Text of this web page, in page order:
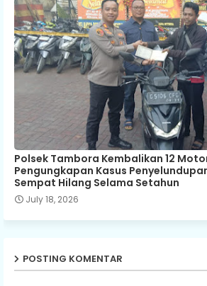
Polsek Tambora Kembalikan 12
Pengungkapan Kasus
Sempat Hilang Selama Setahun
July 18, 2026
POSTING KOMENTAR